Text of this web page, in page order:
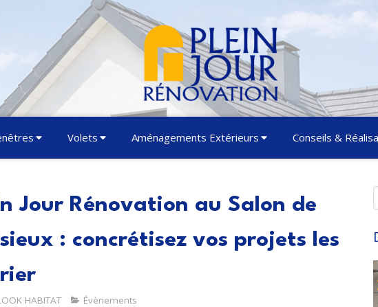
Volets Aménagements Extérieurs Conseils &
Jour Rénovation au Salon de
: concrétisez vos projets les
HABITAT Évènements